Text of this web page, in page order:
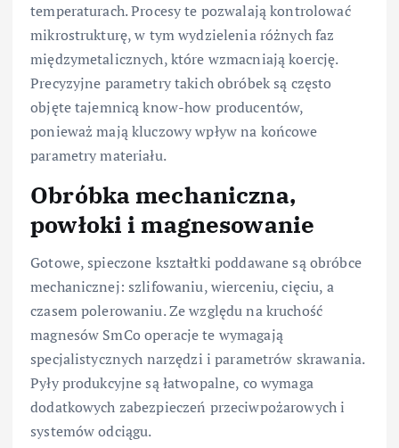
temperaturach. Procesy te pozwalają kontrolować
mikrostrukturę, w tym wydzielenia różnych faz
międzymetalicznych, które wzmacniają koercję.
Precyzyjne parametry takich obróbek są często
objęte tajemnicą know-how producentów,
ponieważ mają kluczowy wpływ na końcowe
parametry materiału.
Obróbka mechaniczna,
powłoki i magnesowanie
Gotowe, spieczone kształtki poddawane są obróbce
mechanicznej: szlifowaniu, wierceniu, cięciu, a
czasem polerowaniu. Ze względu na kruchość
magnesów SmCo operacje te wymagają
specjalistycznych narzędzi i parametrów skrawania.
Pyły produkcyjne są łatwopalne, co wymaga
dodatkowych zabezpieczeń przeciwpożarowych i
systemów odciągu.